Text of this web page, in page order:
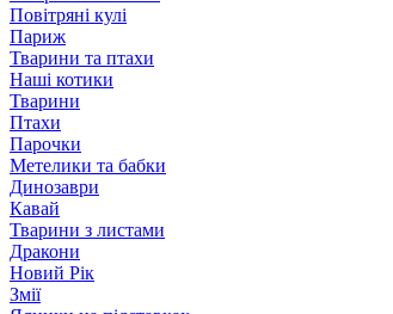
Повітряні кулі
Париж
Тварини та птахи
Наші котики
Тварини
Птахи
Парочки
Метелики та бабки
Динозаври
Кавай
Тварини з листами
Дракони
Новий Рік
Змії